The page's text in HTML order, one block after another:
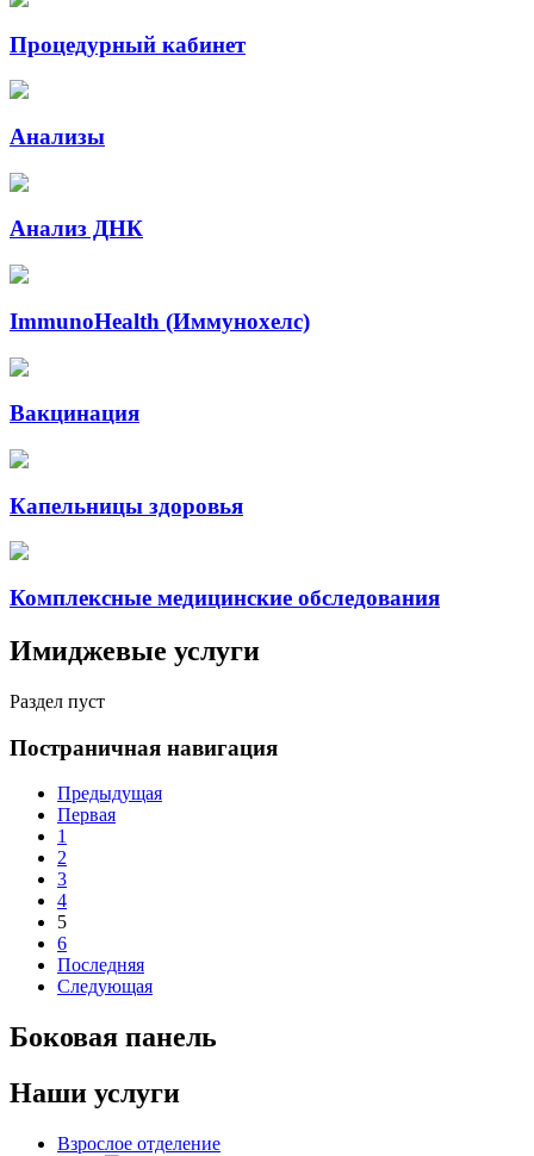
Процедурный кабинет
Анализы
Анализ ДНК
ImmunoHealth (Иммунохелс)
Вакцинация
Капельницы здоровья
Комплексные медицинские обследования
Имиджевые услуги
Раздел пуст
Постраничная навигация
Предыдущая
Первая
1
2
3
4
5
6
Последняя
Следующая
Боковая панель
Наши услуги
Взрослое отделение